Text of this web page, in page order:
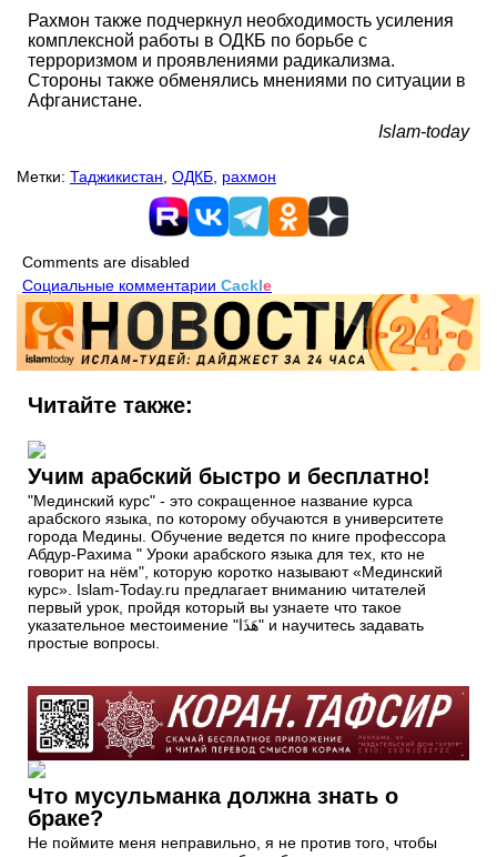
Рахмон также подчеркнул необходимость усиления
комплексной работы в ОДКБ по борьбе с
терроризмом и проявлениями радикализма.
Стороны также обменялись мнениями по ситуации в
Афганистане.
Islam-today
Метки: Таджикистан ОДКБ рахмон
Comments are disabled
Социальные комментарии Cackle
Читайте также:
Учим арабский быстро и бесплатно!
"Мединский курс" - это сокращенное название курса
арабского языка, по которому обучаются в университете
города Медины. Обучение ведется по книге профессора
Абдур-Рахима " Уроки арабского языка для тех, кто не
говорит на нём", которую коротко называют «Мединский
курс». Islam-Today.ru предлагает вниманию читателей
первый урок, пройдя который вы узнаете что такое
указательное местоимение "هَذَا" и научитесь задавать
простые вопросы.
Что мусульманка должна знать о
браке?
Не поймите меня неправильно, я не против того, чтобы